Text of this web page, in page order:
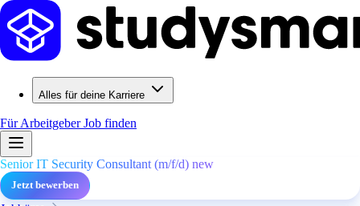
Alles für deine Karriere
Für ArbeitgeberJob finden
Senior IT Security Consultant (m/f/d) new
Jetzt bewerben